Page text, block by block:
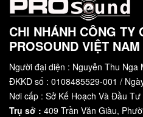
CHI NHÁNH CÔNG TY
PROSOUND VIỆT NAM
Người đại diện : Nguyễn Thu Nga
ĐKKD số : 0108485529-001 /
Nơi cấp : Sở Kế Hoạch Và Đầu
Trụ sở : 409 Trần Văn Giàu,